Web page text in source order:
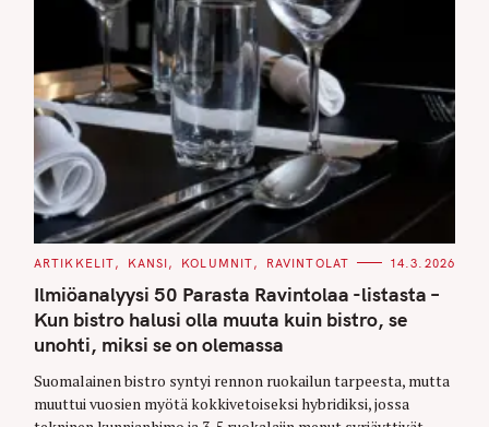
C
T
E
G
O
R
I
S
ARTIKKELIT KANSI KOLUMNIT RAVINTOLAT 14.3.2026
Ilmiöanalyysi 50 Parasta Ravintolaa -listasta –
Kun bistro halusi olla muuta kuin bistro, se
unohti, miksi se on olemassa
Suomalainen bistro syntyi rennon ruokailun tarpeesta, mutta
muuttui vuosien myötä kokkivetoiseksi hybridiksi, jossa
e
a